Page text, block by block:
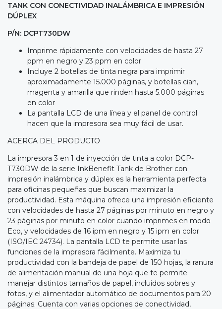
TANK CON CONECTIVIDAD INALÁMBRICA E IMPRESIÓN
DÚPLEX
P/N: DCPT730DW
Imprime rápidamente con velocidades de hasta 27
ppm en negro y 23 ppm en color
Incluye 2 botellas de tinta negra para imprimir
aproximadamente 15.000 páginas, y botellas cian,
magenta y amarilla que rinden hasta 5.000 páginas
en color
La pantalla LCD de una línea y el panel de control
hacen que la impresora sea muy fácil de usar.
ACERCA DEL PRODUCTO
La impresora 3 en 1 de inyección de tinta a color DCP-
T730DW de la serie InkBenefit Tank de Brother con
impresión inalámbrica y dúplex es la herramienta perfecta
para oficinas pequeñas que buscan maximizar la
productividad. Esta máquina ofrece una impresión eficiente
con velocidades de hasta 27 páginas por minuto en negro y
23 páginas por minuto en color cuando imprimes en modo
Eco, y velocidades de 16 ipm en negro y 15 ipm en color
(ISO/IEC 24734). La pantalla LCD te permite usar las
funciones de la impresora fácilmente. Maximiza tu
productividad con la bandeja de papel de 150 hojas, la ranura
de alimentación manual de una hoja que te permite
manejar distintos tamaños de papel, incluidos sobres y
fotos, y el alimentador automático de documentos para 20
páginas. Cuenta con varias opciones de conectividad,